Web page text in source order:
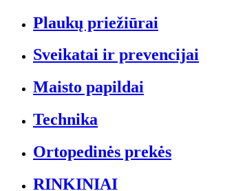
Plaukų priežiūrai
Sveikatai ir prevencijai
Maisto papildai
Technika
Ortopedinės prekės
RINKINIAI